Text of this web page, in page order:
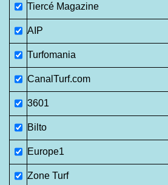
Tiercé Magazine
AIP
Turfomania
CanalTurf.com
3601
Bilto
Europe1
Zone Turf